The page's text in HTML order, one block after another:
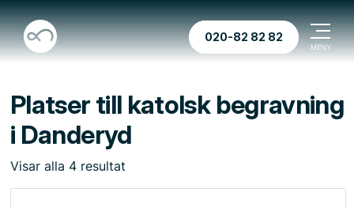
020-82 82 82
Platser till katolsk begravning
i Danderyd
Visar alla 4 resultat